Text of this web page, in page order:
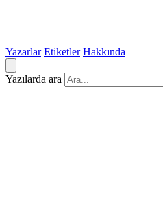
Yazarlar Etiketler Hakkında
Yazılarda ara